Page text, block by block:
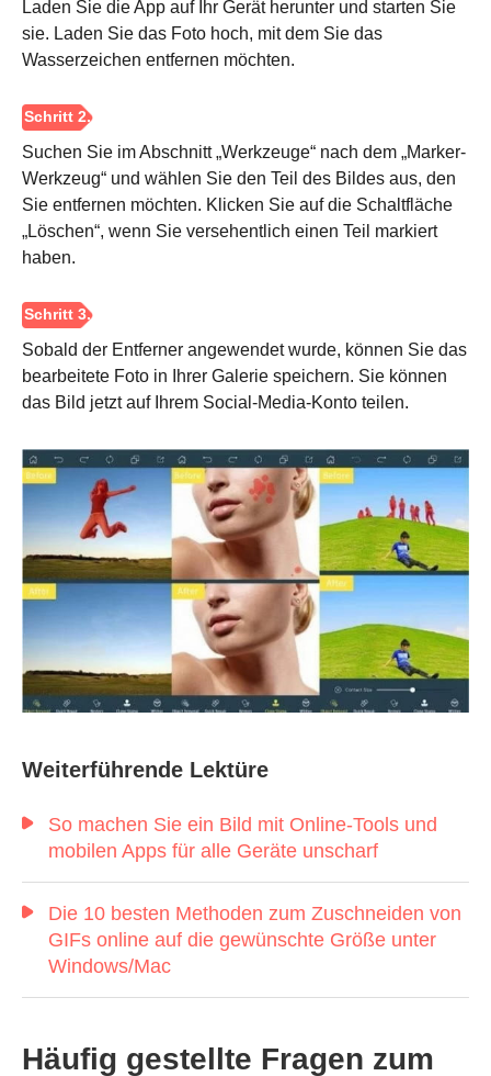
Schritt 3.
Laden Sie die App auf Ihr Gerät herunter und starten Sie
sie. Laden Sie das Foto hoch, mit dem Sie das
Wasserzeichen entfernen möchten.
Suchen Sie im Abschnitt „Werkzeuge“ nach dem „Marker-
Werkzeug“ und wählen Sie den Teil des Bildes aus, den
Sie entfernen möchten. Klicken Sie auf die Schaltfläche
„Löschen“, wenn Sie versehentlich einen Teil markiert
haben.
Sobald der Entferner angewendet wurde, können Sie das
bearbeitete Foto in Ihrer Galerie speichern. Sie können
das Bild jetzt auf Ihrem Social-Media-Konto teilen.
Weiterführende Lektüre
So machen Sie ein Bild mit Online-Tools und
mobilen Apps für alle Geräte unscharf
Die 10 besten Methoden zum Zuschneiden von
GIFs online auf die gewünschte Größe unter
Windows/Mac
Häufig gestellte Fragen zum